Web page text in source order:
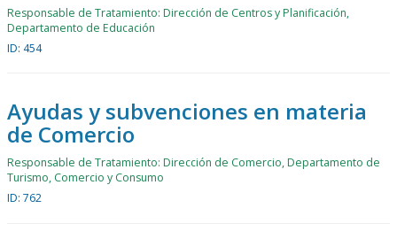
Responsable de Tratamiento: Dirección de Centros y Planificación,
Departamento de Educación
ID: 454
Ayudas y subvenciones en materia
de Comercio
Responsable de Tratamiento: Dirección de Comercio, Departamento de
Turismo, Comercio y Consumo
ID: 762